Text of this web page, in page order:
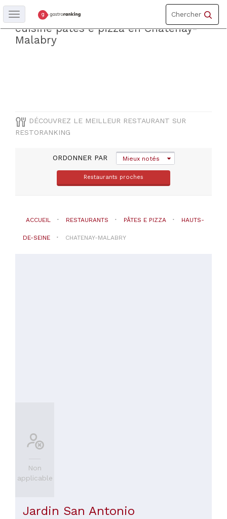
Toggle
navigation
Chercher
Toggle
navigation
DÉPARTEMENT
COMUNE
Découvrez le meilleur restaurantde
cuisine pâtes e pizza en Chatenay-
Malabry
DÉCOUVREZ LE MEILLEUR RESTAURANT SUR
RESTORANKING
ORDONNER PAR Mieux notés
Restaurants proches
ACCUEIL RESTAURANTS PÂTES E PIZZA HAUTS-
DE-SEINE CHATENAY-MALABRY
Non
applicable
Jardin San Antonio